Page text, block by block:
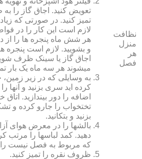
نظافت
منزل
هر
فصل
تعویض کنید. اجاق گاز را
تمیز کنید. در صورتی که زیاد
لازم است این کار را در
هر شش ماه پنجره‏ ها را از
و بشویید. لازم است پنجره‏
اجاق گاز یا سینک ظرف
می‏شوند هر سه ماه یک بار
به وسایلی که در زیر زمین،
کرده‏ اید سری بزنید و آنها
اضافه را دور بیندازید. اتاق
تختخواب را جارو کرده و
بزنید و بتکانید.
بالش‏ها را در معرض هوای
دهید. کمد لباس‏ها را مرتب
که مربوط به فصل نیست را
ظروف نقره را تمیز کنید.